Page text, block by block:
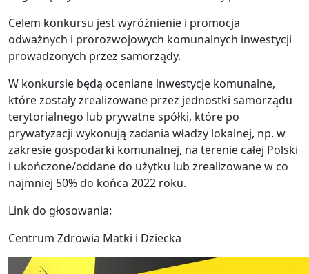
Celem konkursu jest wyróżnienie i promocja
odważnych i prorozwojowych komunalnych inwestycji
prowadzonych przez samorządy.
W konkursie będą oceniane inwestycje komunalne,
które zostały zrealizowane przez jednostki samorządu
terytorialnego lub prywatne spółki, które po
prywatyzacji wykonują zadania władzy lokalnej, np. w
zakresie gospodarki komunalnej, na terenie całej Polski
i ukończone/oddane do użytku lub zrealizowane w co
najmniej 50% do końca 2022 roku.
Link do głosowania:
Centrum Zdrowia Matki i Dziecka
Obraz